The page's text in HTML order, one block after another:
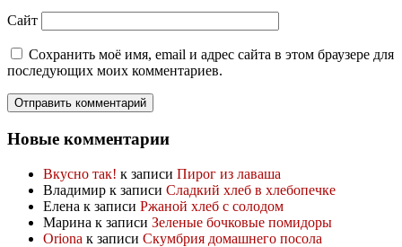
Сайт
Сохранить моё имя, email и адрес сайта в этом браузере для
последующих моих комментариев.
Новые комментарии
Вкусно так! к записи Пирог из лаваша
Владимир к записи Сладкий хлеб в хлебопечке
Елена к записи Ржаной хлеб с солодом
Марина к записи Зеленые бочковые помидоры
Oriona к записи Скумбрия домашнего посола